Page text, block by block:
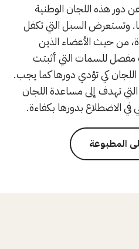
دور هذه اللجان الوطنية
وتستعرض السبل التي تكفل
من حيث الأعضاء الذين
للسمات التي أثبتت
اللجان كي تؤدي دورها كما يجب.
تهدف إلى مساعدة اللجان
في الاضطلاع بدورها بكفاءة.
المطبوعة